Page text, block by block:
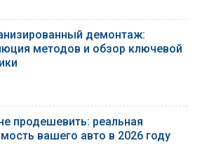
демонтаж:
методов и обзор ключевой
продешевить: реальная
вашего авто в 2026 году